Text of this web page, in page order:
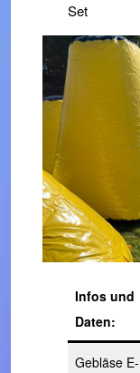
Set
Infos und
Daten:
Gebläse E-